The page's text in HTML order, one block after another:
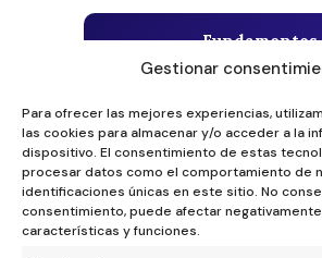
Gestionar
Para ofrecer las mejores experiencias,
las cookies para almacenar y/o acceder a la
dispositivo. El consentimiento de estas
procesar datos como el comportamiento de
identificaciones únicas en este sitio. No
consentimiento, puede afectar
características y funciones.
MÓDULO 1
Fundamentos
Registros
Nivel Básico